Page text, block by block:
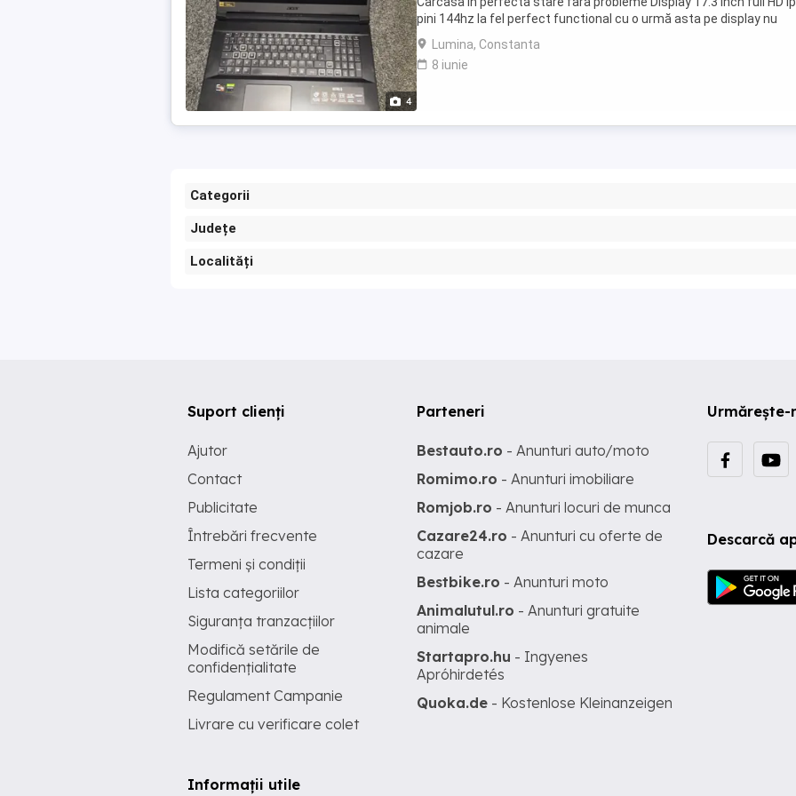
4
pini 144hz la fel perfect functional cu o urmă asta pe display nu
afectează când este pornit Am ...
Lumina, Constanta
8 iunie
Categorii
Județe
Localități
Urmărește-
Descarcă
Suport clienți
Ajutor
Contact
Publicitate
Întrebări frecvente
Termeni și condiții
Lista categoriilor
Siguranța tranzacțiilor
Modifică setările de
confidențialitate
Regulament Campanie
Livrare cu verificare colet
Informații utile
Parteneri
Bestauto.ro - Anunturi auto/moto
Romimo.ro - Anunturi imobiliare
Romjob.ro - Anunturi locuri de munca
Cazare24.ro - Anunturi cu oferte de
cazare
Bestbike.ro - Anunturi moto
Animalutul.ro - Anunturi gratuite
animale
Startapro.hu - Ingyenes
Apróhirdetés
Quoka.de - Kostenlose Kleinanzeigen